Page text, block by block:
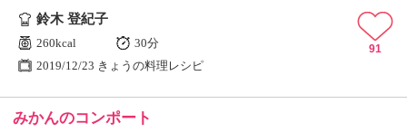
鈴木 登紀子
260kcal
30分
2019/12/23 きょうの料理レシピ
91
みかんのコンポート